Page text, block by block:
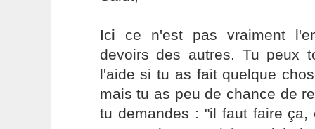
Ici ce n'est pas vraiment
devoirs des autres. Tu peux
l'aide si tu as fait quelque
mais tu as peu de chance de
tu demandes : "il faut faire ça,